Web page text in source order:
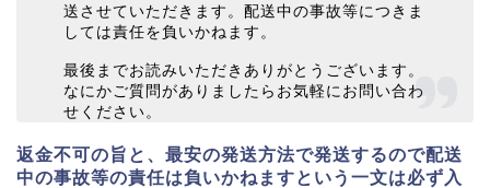
送させていただきます。配送中の事故等につきま
しては責任を負いかねます。
最後までお読みいただきありがとうございます。
なにかご質問がありましたらお気軽にお問い合わ
せください。
返金不可の旨と、最安の発送方法で発送するので配送
中の事故等の責任は負いかねますという一文は必ず入